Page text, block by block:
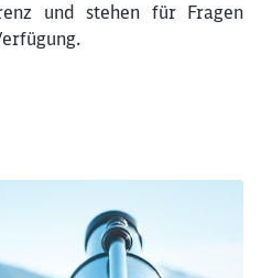
und stehen für Fragen